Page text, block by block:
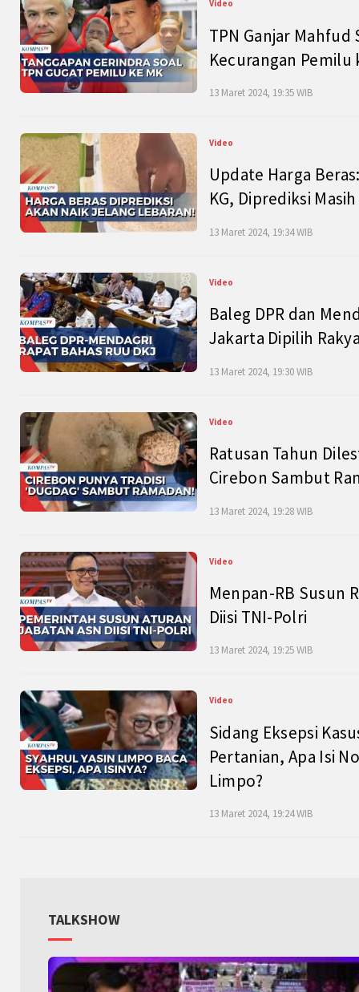
Video
TPN Ganjar Mahfud
Kecurangan Pemilu
13 Maret 2024, 19:35 WIB
Video
Update Harga
KG, Diprediksi
13 Maret 2024, 19:34 WIB
Video
Baleg DPR dan
Jakarta Dipilih
13 Maret 2024, 19:30 WIB
Video
Ratusan Tahun
Cirebon Sambut
13 Maret 2024, 19:28 WIB
Video
Menpan-RB Susun
Diisi TNI-Polri
13 Maret 2024, 19:25 WIB
Video
Sidang Eksepsi
Pertanian, Apa Isi
Limpo?
13 Maret 2024, 19:24 WIB
TALKSHOW